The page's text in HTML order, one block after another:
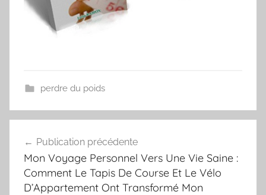
perdre du poids
de
l’article
Publication précédente
Mon Voyage Personnel Vers Une Vie Saine :
Comment Le Tapis De Course Et Le Vélo
D’Appartement Ont Transformé Mon